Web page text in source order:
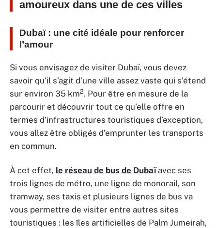
amoureux dans une de ces villes
Dubaï : une cité idéale pour renforcer
l’amour
Si vous envisagez de visiter Dubaï, vous devez
savoir qu’il s’agit d’une ville assez vaste qui s’étend
sur environ 35 km2. Pour être en mesure de la
parcourir et découvrir tout ce qu’elle offre en
termes d’infrastructures touristiques d’exception,
vous allez être obligés d’emprunter les transports
en commun.
À cet effet, le réseau de bus de Dubaï avec ses
trois lignes de métro, une ligne de monorail, son
tramway, ses taxis et plusieurs lignes de bus va
vous permettre de visiter entre autres sites
touristiques : les îles artificielles de Palm Jumeirah,